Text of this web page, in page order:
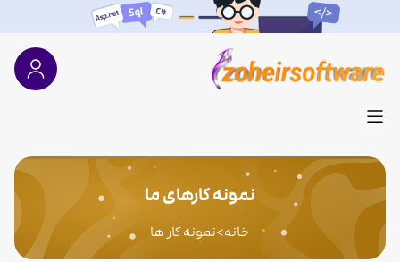
نمونه کارهای ما
خانه>نمونه کار ها